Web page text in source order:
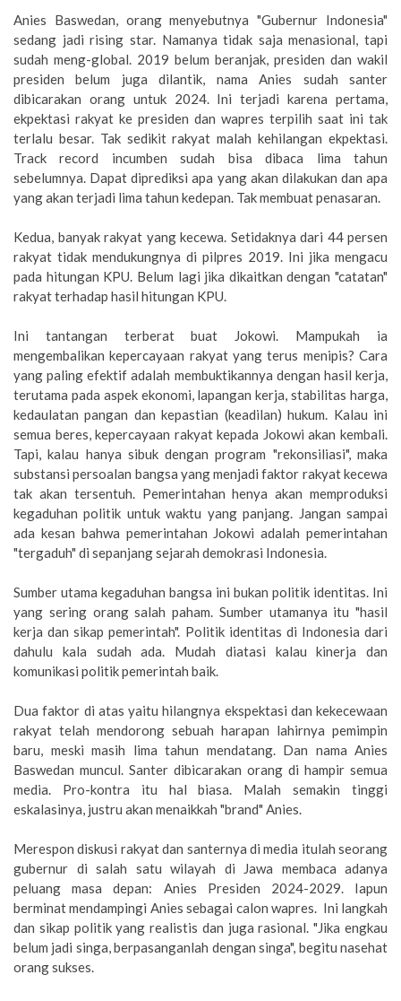
Anies Baswedan, orang menyebutnya "Gubernur Indonesia"
sedang jadi rising star. Namanya tidak saja menasional, tapi
sudah meng-global. 2019 belum beranjak, presiden dan wakil
presiden belum juga dilantik, nama Anies sudah santer
dibicarakan orang untuk 2024. Ini terjadi karena pertama,
ekpektasi rakyat ke presiden dan wapres terpilih saat ini tak
terlalu besar. Tak sedikit rakyat malah kehilangan ekpektasi.
Track record incumben sudah bisa dibaca lima tahun
sebelumnya. Dapat diprediksi apa yang akan dilakukan dan apa
yang akan terjadi lima tahun kedepan. Tak membuat penasaran.
Kedua, banyak rakyat yang kecewa. Setidaknya dari 44 persen
rakyat tidak mendukungnya di pilpres 2019. Ini jika mengacu
pada hitungan KPU. Belum lagi jika dikaitkan dengan "catatan"
rakyat terhadap hasil hitungan KPU.
Ini tantangan terberat buat Jokowi. Mampukah ia
mengembalikan kepercayaan rakyat yang terus menipis? Cara
yang paling efektif adalah membuktikannya dengan hasil kerja,
terutama pada aspek ekonomi, lapangan kerja, stabilitas harga,
kedaulatan pangan dan kepastian (keadilan) hukum. Kalau ini
semua beres, kepercayaan rakyat kepada Jokowi akan kembali.
Tapi, kalau hanya sibuk dengan program "rekonsiliasi", maka
substansi persoalan bangsa yang menjadi faktor rakyat kecewa
tak akan tersentuh. Pemerintahan henya akan memproduksi
kegaduhan politik untuk waktu yang panjang. Jangan sampai
ada kesan bahwa pemerintahan Jokowi adalah pemerintahan
"tergaduh" di sepanjang sejarah demokrasi Indonesia.
Sumber utama kegaduhan bangsa ini bukan politik identitas. Ini
yang sering orang salah paham. Sumber utamanya itu "hasil
kerja dan sikap pemerintah". Politik identitas di Indonesia dari
dahulu kala sudah ada. Mudah diatasi kalau kinerja dan
komunikasi politik pemerintah baik.
Dua faktor di atas yaitu hilangnya ekspektasi dan kekecewaan
rakyat telah mendorong sebuah harapan lahirnya pemimpin
baru, meski masih lima tahun mendatang. Dan nama Anies
Baswedan muncul. Santer dibicarakan orang di hampir semua
media. Pro-kontra itu hal biasa. Malah semakin tinggi
eskalasinya, justru akan menaikkah "brand" Anies.
Merespon diskusi rakyat dan santernya di media itulah seorang
gubernur di salah satu wilayah di Jawa membaca adanya
peluang masa depan: Anies Presiden 2024-2029. Iapun
berminat mendampingi Anies sebagai calon wapres. Ini langkah
dan sikap politik yang realistis dan juga rasional. "Jika engkau
belum jadi singa, berpasanganlah dengan singa", begitu nasehat
orang sukses.